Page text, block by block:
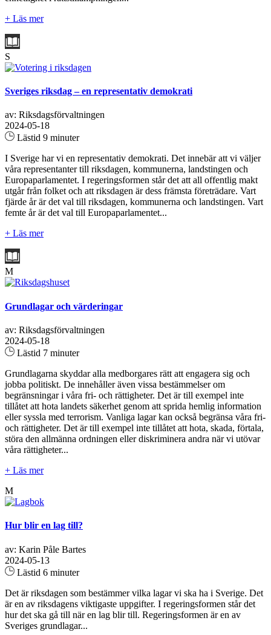
+ Läs mer
S
Sveriges riksdag – en representativ demokrati
av: Riksdagsförvaltningen
2024-05-18
Lästid 9 minuter
I Sverige har vi en representativ demokrati. Det innebär att vi väljer
våra representanter till riksdagen, kommunerna, landstingen och
Europaparlamentet. I regeringsformen står det att all offentlig makt
utgår från folket och att riksdagen är dess främsta företrädare. Vart
fjärde år är det val till riksdagen, kommunerna och landstingen. Vart
femte år är det val till Europaparlamentet...
+ Läs mer
M
Grundlagar och värderingar
av: Riksdagsförvaltningen
2024-05-18
Lästid 7 minuter
Grundlagarna skyddar alla medborgares rätt att engagera sig och
jobba politiskt. De innehåller även vissa bestämmelser om
begränsningar i våra fri- och rättigheter. Det är till exempel inte
tillåtet att hota landets säkerhet genom att sprida hemlig information
eller syssla med terrorism. Vanliga lagar kan också begränsa våra fri-
och rättigheter. Det är till exempel inte tillåtet att hota, skada, förtala,
störa den allmänna ordningen eller diskriminera andra när vi utövar
våra rättigheter...
+ Läs mer
M
Hur blir en lag till?
av: Karin Påle Bartes
2024-05-13
Lästid 6 minuter
Det är riksdagen som bestämmer vilka lagar vi ska ha i Sverige. Det
är en av riksdagens viktigaste uppgifter. I regeringsformen står det
hur det ska gå till när en lag blir till. Regeringsformen är en av
Sveriges grundlagar...